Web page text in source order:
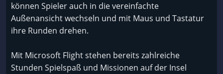
können Spieler auch in die vereinfachte
Außenansicht wechseln und mit Maus und Tastatur
ihre Runden drehen.
Mit Microsoft Flight stehen bereits zahlreiche
Stunden Spielspaß und Missionen auf der Insel